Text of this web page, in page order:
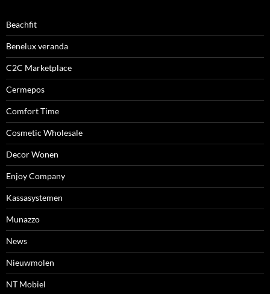
Beachfit
Benelux veranda
C2C Marketplace
Cermepos
Comfort Time
Cosmetic Wholesale
Decor Wonen
Enjoy Company
Kassasystemen
Munazzo
News
Nieuwmolen
NT Mobiel